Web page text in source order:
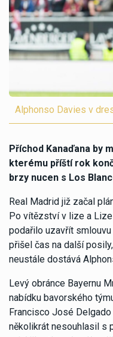
Alphonso Davies v
Příchod Kanaďana by
kterému příští rok
brzy nucen s Los
Real Madrid již začal
Po vítězství v lize a
podařilo uzavřít
přišel čas na další
neustále dostává
Levý obránce Bayernu
nabídku bavorského
Francisco José Delgado
několikrát nesouhlasil s